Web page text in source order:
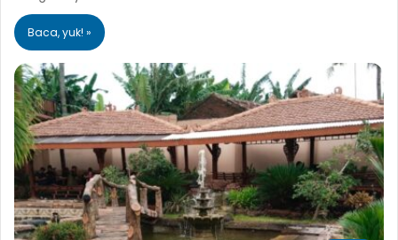
Baca, yuk! »